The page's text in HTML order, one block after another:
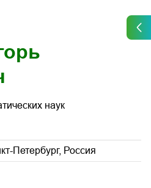
наук
Петербург, Россия